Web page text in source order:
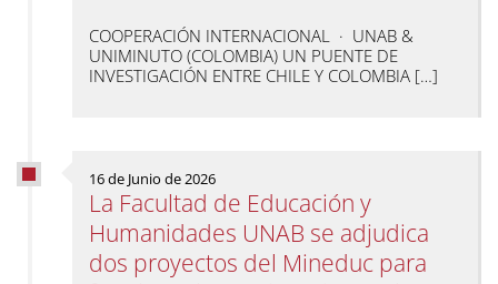
COOPERACIÓN INTERNACIONAL · UNAB &
UNIMINUTO (COLOMBIA) UN PUENTE DE
INVESTIGACIÓN ENTRE CHILE Y COLOMBIA […]
16 de Junio de 2026
La Facultad de Educación y
Humanidades UNAB se adjudica
dos proyectos del Mineduc para